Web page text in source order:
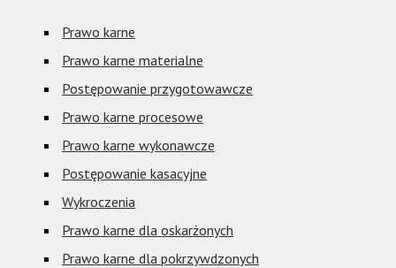
Prawo karne
Prawo karne materialne
Postępowanie przygotowawcze
Prawo karne procesowe
Prawo karne wykonawcze
Postępowanie kasacyjne
Wykroczenia
Prawo karne dla oskarżonych
Prawo karne dla pokrzywdzonych